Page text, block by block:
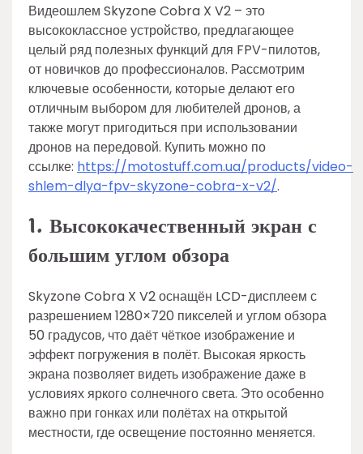
Видеошлем Skyzone Cobra X V2 – это
высококлассное устройство, предлагающее
целый ряд полезных функций для FPV-пилотов,
от новичков до профессионалов. Рассмотрим
ключевые особенности, которые делают его
отличным выбором для любителей дронов, а
также могут пригодиться при использовании
дронов на передовой. Купить можно по
ссылке: https://motostuff.com.ua/products/video-
shlem-dlya-fpv-skyzone-cobra-x-v2/.
1. Высококачественный экран с
большим углом обзора
Skyzone Cobra X V2 оснащён LCD-дисплеем с
разрешением 1280×720 пикселей и углом обзора
50 градусов, что даёт чёткое изображение и
эффект погружения в полёт. Высокая яркость
экрана позволяет видеть изображение даже в
условиях яркого солнечного света. Это особенно
важно при гонках или полётах на открытой
местности, где освещение постоянно меняется.